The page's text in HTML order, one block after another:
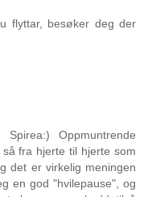
flyttar, besøker deg der
Oppmuntrende
fra hjerte til hjerte som
det er virkelig meningen
en god "hvilepause", og